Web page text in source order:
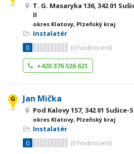
T. G. Masaryka 136, 342 01
II
okres Klatovy, Plzeňský kraj
Instalatér
0
(0 hodnocení)
+420 376 526 621
Jan Mička
Pod Kalovy 157, 342 01 Sušice-
okres Klatovy, Plzeňský kraj
Instalatér
0
(0 hodnocení)